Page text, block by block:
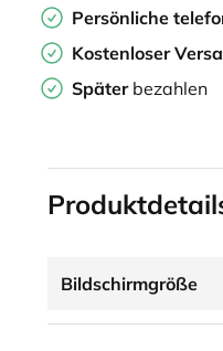
Persönliche
Kostenloser
Später bezahlen
Bildschirmgröße